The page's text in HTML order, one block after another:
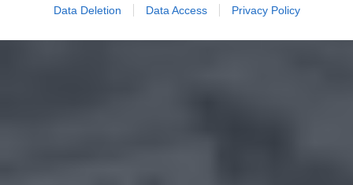
Data Deletion Data Access Privacy Policy